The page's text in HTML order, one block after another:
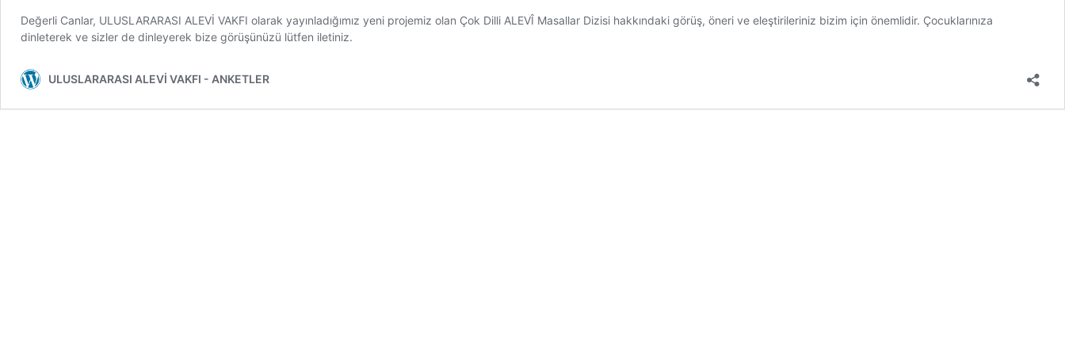
Değerli Canlar, ULUSLARARASI ALEVİ VAKFI olarak yayınladığımız yeni projemiz olan Çok Dilli ALEVÎ Masallar Dizisi hakkındaki görüş, öneri ve eleştirileriniz bizim için önemlidir. Çocuklarınıza
dinleterek ve sizler de dinleyerek bize görüşünüzü lütfen iletiniz.
ULUSLARARASI ALEVİ VAKFI - ANKETLER